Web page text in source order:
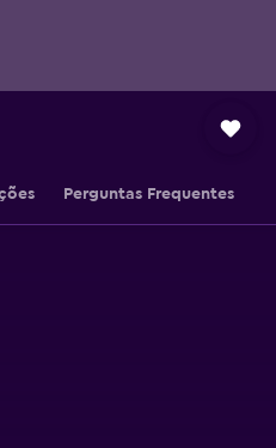
Perguntas Frequentes